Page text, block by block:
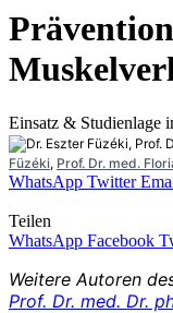
Einsatz & Studienlage
Füzéki, Prof. Dr. med.
WhatsApp Twitter
Teilen
WhatsApp Facebook
Weitere Autoren
Prof. Dr. med. Dr.